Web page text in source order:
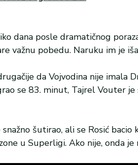
dana posle dramatičnog
važnu pobedu. Naruku im je
da Vojvodina nije imala
se 83. minut, Tajrel Vouter
šutirao, ali se Rosić
u Superligi. Ako nije, onda je